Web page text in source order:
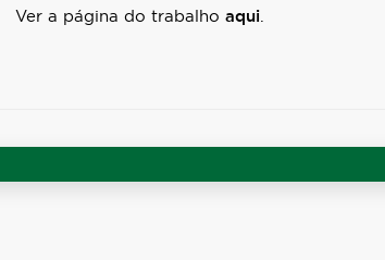
Ver a página do trabalho aqui.